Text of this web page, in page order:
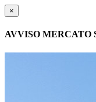
×
AVVISO MERCATO